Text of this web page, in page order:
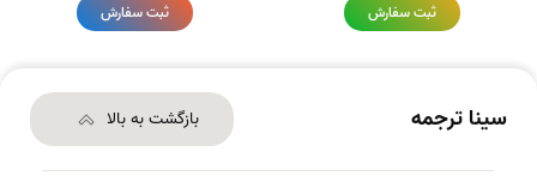
ثبت سفارش ثبت سفارش
سینا ترجمه بازگشت به بالا